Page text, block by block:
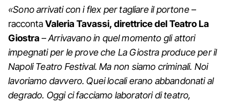
«Sono arrivati con i flex per tagliare il portone–
raccontaValeria Tavassi, direttrice del Teatro La
Giostra–Arrivavano in quel momento gli attori
impegnati per le prove che La Giostra produce per il
Napoli Teatro Festival. Ma non siamo criminali. Noi
lavoriamo davvero. Quei locali erano abbandonati al
degrado. Oggi ci facciamo laboratori di teatro,